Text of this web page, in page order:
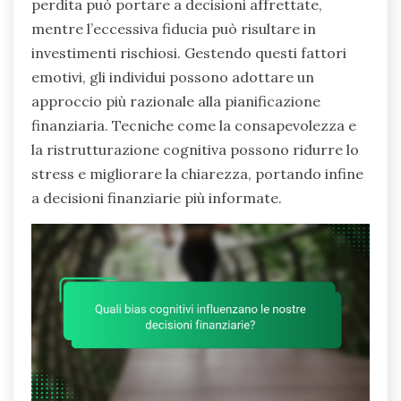
perdita può portare a decisioni affrettate,
mentre l’eccessiva fiducia può risultare in
investimenti rischiosi. Gestendo questi fattori
emotivi, gli individui possono adottare un
approccio più razionale alla pianificazione
finanziaria. Tecniche come la consapevolezza e
la ristrutturazione cognitiva possono ridurre lo
stress e migliorare la chiarezza, portando infine
a decisioni finanziarie più informate.